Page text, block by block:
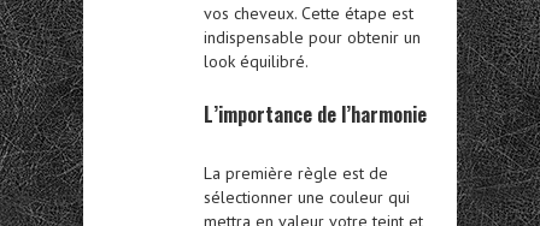
vos cheveux. Cette étape est
indispensable pour obtenir un
look équilibré.
L’importance de l’harmonie
La première règle est de
sélectionner une couleur qui
mettra en valeur votre teint et